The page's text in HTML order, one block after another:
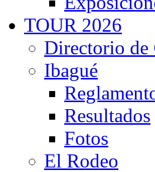
TOUR 2026
Directorio de
Ibagué
Resultados
Fotos
El Rodeo